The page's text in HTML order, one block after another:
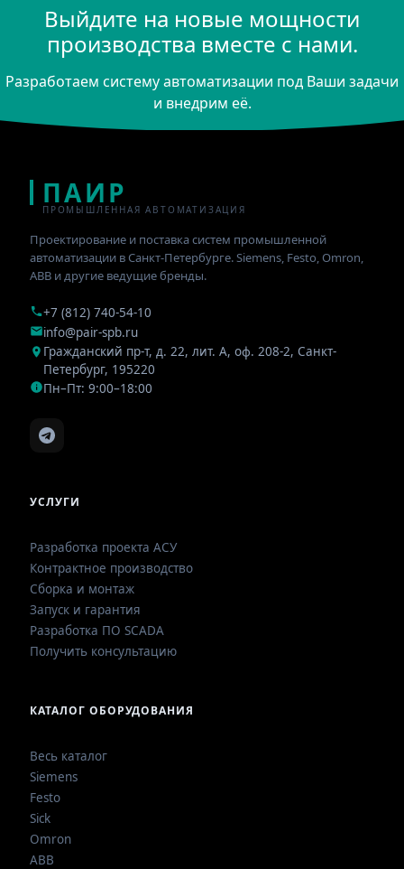
Выйдите на новые мощности
производства вместе с нами.
Разработаем систему автоматизации под Ваши задачи
и внедрим её.
ПАИР
ПРОМЫШЛЕННАЯ АВТОМАТИЗАЦИЯ
Проектирование и поставка систем промышленной
автоматизации в Санкт-Петербурге. Siemens, Festo, Omron,
ABB и другие ведущие бренды.
+7 (812) 740-54-10
info@pair-spb.ru
Гражданский пр-т, д. 22, лит. А, оф. 208-2, Санкт-
Петербург, 195220
Пн–Пт: 9:00–18:00
УСЛУГИ
Разработка проекта АСУ
Контрактное производство
Сборка и монтаж
Запуск и гарантия
Разработка ПО SCADA
Получить консультацию
КАТАЛОГ ОБОРУДОВАНИЯ
Весь каталог
Siemens
Festo
Sick
Omron
ABB